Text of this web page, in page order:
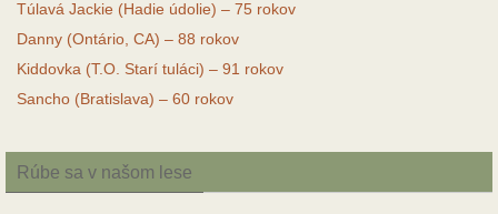
Túlavá Jackie (Hadie údolie) – 75 rokov
Danny (Ontário, CA) – 88 rokov
Kiddovka (T.O. Starí tuláci) – 91 rokov
Sancho (Bratislava) – 60 rokov
Rúbe sa v našom lese